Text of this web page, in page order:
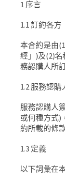
1 序言
1.1訂約各方
本合約是由
經」 )及(2)名
務認購人所
1.2 服務認購
服務認購人
或何種方式)
約所載的條
1.3 定義
以下詞彙在